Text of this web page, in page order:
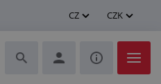
CZ CZK